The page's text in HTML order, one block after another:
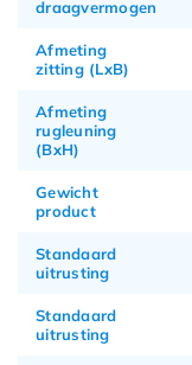
draagvermogen
Afmeting
zitting (LxB)
Afmeting
rugleuning
(BxH)
Gewicht
product
Standaard
uitrusting
Standaard
uitrusting